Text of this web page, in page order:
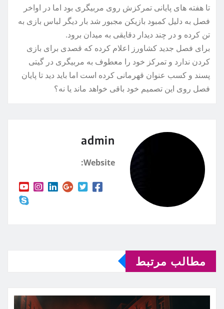
تا هفته های پایانی تمرکزش روی مربیگری بود اما در اواخر
فصل به دلیل کمبود بازیکن مجبور شد بار دیگر لباس بازی به
تن کرده و در چند دیدار دقایقی به میدان برود.
برای فصل جدید کشاورز اعلام کرده که قصدی برای بازی
کردن ندارد و تمرکز خود را معطوف به مربیگری در گیتی
پسند و کسب عنوان قهرمانی کرده است اما باید دید تا پایان
فصل روی این تصمیم خود باقی خواهد ماند یا نه؟
admin
Website:
مطالب مرتبط